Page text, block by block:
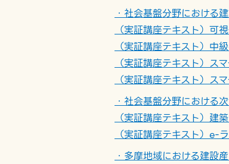
・社会基盤分野における
（実証講座テキスト）可
（実証講座テキスト）中
（実証講座テキスト）ス
（実証講座テキスト）ス
・社会基盤分野における
（実証講座テキスト）建
（実証講座テキスト）e-
・多摩地域における建設